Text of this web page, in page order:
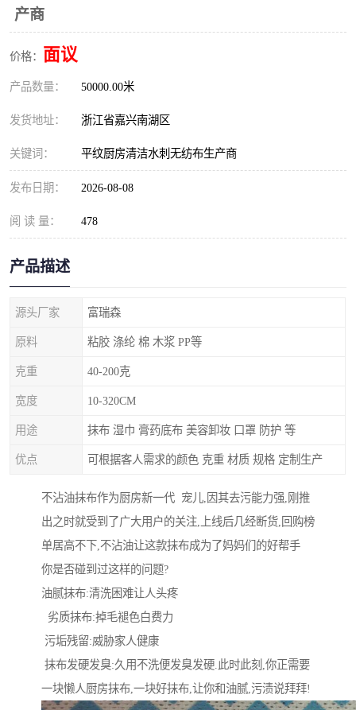
产商
价格： 面议
产品数量： 50000.00米
发货地址： 浙江省嘉兴南湖区
关键词： 平纹厨房清洁水刺无纺布生产商
发布日期： 2026-08-08
阅 读 量： 478
产品描述
源头厂家 富瑞森
原料 粘胶 涤纶 棉 木浆 PP等
克重 40-200克
宽度 10-320CM
用途 抹布 湿巾 膏药底布 美容卸妆 口罩 防护 等
优点 可根据客人需求的颜色 克重 材质 规格 定制生产
不沾油抹布作为厨房新一代 宠儿,因其去污能力强,刚推
出之时就受到了广大用户的关注,上线后几经断货,回购榜
单居高不下,不沾油让这款抹布成为了妈妈们的好帮手
你是否碰到过这样的问题?
油腻抹布:清洗困难让人头疼
劣质抹布:掉毛褪色白费力
污垢残留:威胁家人健康
抹布发硬发臭:久用不洗便发臭发硬.此时此刻,你正需要
一块懒人厨房抹布,一块好抹布,让你和油腻,污渍说拜拜!